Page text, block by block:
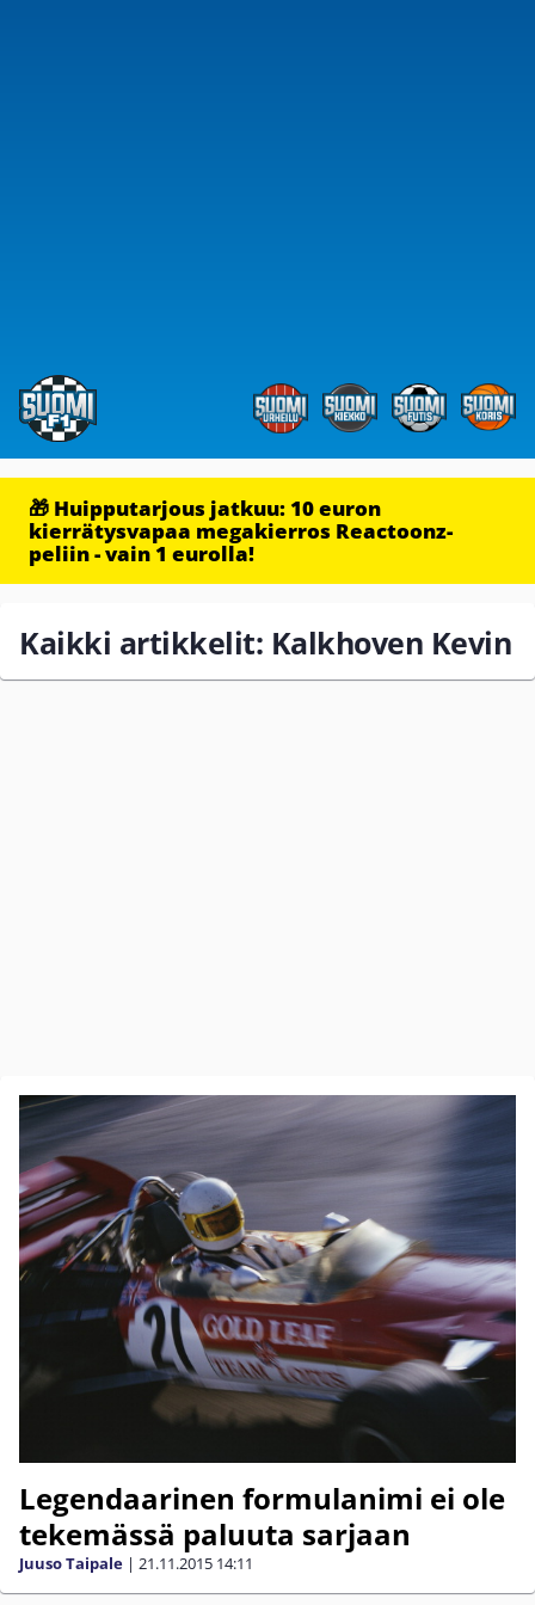
🎁 Huipputarjous jatkuu: 10 euron
kierrätysvapaa megakierros Reactoonz-
peliin - vain 1 eurolla!
Kaikki artikkelit: Kalkhoven Kevin
Legendaarinen formulanimi ei ole
tekemässä paluuta sarjaan
Juuso Taipale | 21.11.2015 14:11